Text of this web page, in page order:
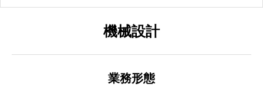
機械設計
業務形態